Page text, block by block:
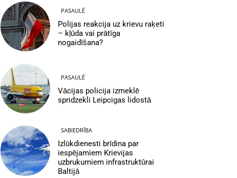
PASAULĒ
Polijas reakcija uz krievu raķeti
– kļūda vai prātīga
nogaidīšana?
PASAULĒ
Vācijas policija izmeklē
spridzekli Leipcigas lidostā
SABIEDRĪBA
Izlūkdienesti brīdina par
iespējamiem Krievijas
uzbrukumiem infrastruktūrai
Baltijā